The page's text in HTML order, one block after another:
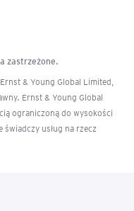
zastrzeżone.
& Young Global Limited,
Ernst & Young Global
ograniczoną do wysokości
usług na rzecz